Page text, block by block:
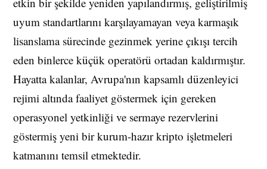
uyum standartlarını karşılayamayan veya karmaşık
lisanslama sürecinde gezinmek yerine çıkışı tercih
eden binlerce küçük operatörü ortadan kaldırmıştır.
Hayatta kalanlar, Avrupa'nın kapsamlı düzenleyici
rejimi altında faaliyet göstermek için gereken
operasyonel yetkinliği ve sermaye rezervlerini
göstermiş yeni bir kurum-hazır kripto işletmeleri
katmanını temsil etmektedir.